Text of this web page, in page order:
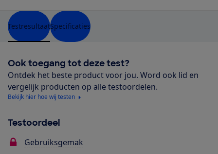
TestresultaatSpecificaties
Ook toegang tot deze test?
Ontdek het beste product voor jou. Word ook lid en
vergelijk producten op alle testoordelen.
Bekijk hier hoe wij testen
Testoordeel
Gebruiksgemak